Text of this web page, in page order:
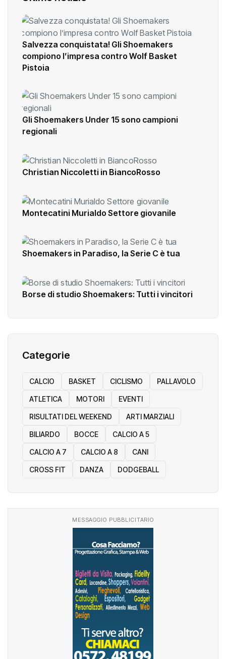
Salvezza conquistata! Gli Shoemakers
compiono l’impresa contro Wolf Basket
Pistoia
Gli Shoemakers Under 15 sono campioni
regionali
Christian Niccoletti in BiancoRosso
Montecatini Murialdo Settore giovanile
Shoemakers in Paradiso, la Serie C è tua
Borse di studio Shoemakers: Tutti i vincitori
Categorie
CALCIO BASKET CICLISMO PALLAVOLO
ATLETICA MOTORI EVENTI
RISULTATI DEL WEEKEND ARTI MARZIALI
BILIARDO BOCCE CALCIO A 5
CALCIO A 7 CALCIO A 8 CANI
CROSS FIT DANZA DODGEBALL
MESSAGGIO PUBBLICITARIO